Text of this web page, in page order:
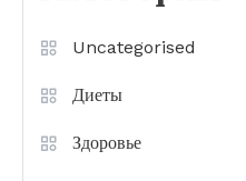
Uncategorised
Диеты
Здоровье